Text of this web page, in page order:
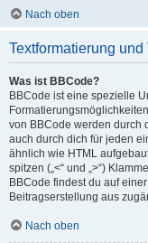
Nach oben
Textformatierung
Was ist BBCode?
BBCode ist eine spezielle
von BBCode werden durch
auch durch dich für jeden
ähnlich wie HTML
spitzen („<“ und „>“)
BBCode findest du auf
Beitragserstellung aus
Nach oben